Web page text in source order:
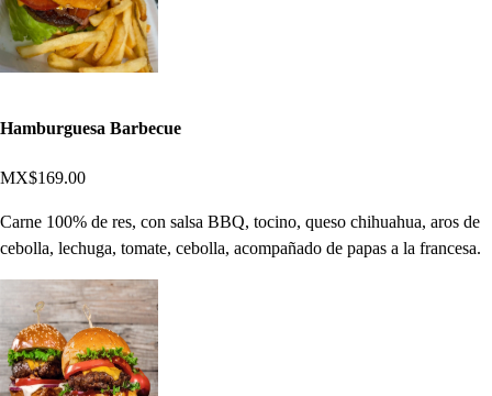
Hamburguesa Barbecue
MX$169.00
Carne 100% de res, con salsa BBQ, tocino, queso chihuahua, aros de
cebolla, lechuga, tomate, cebolla, acompañado de papas a la francesa.